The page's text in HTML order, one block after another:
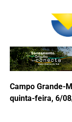
Campo Grande-
quinta-feira, 6/